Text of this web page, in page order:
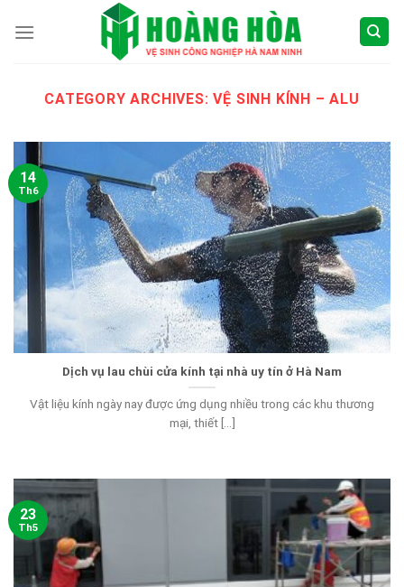
CATEGORY ARCHIVES:VỆ SINH KÍNH – ALU
Dịch vụ lau chùi cửa kính tại nhà uy tín ở Hà Nam
Vật liệu kính ngày nay được ứng dụng nhiều trong các khu thương
mại, thiết [...]
14
Th6
23
Th5